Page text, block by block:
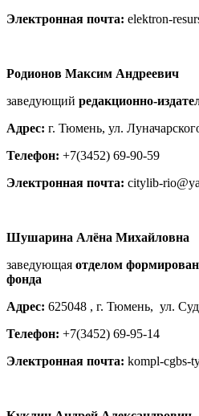
Электронная почта: elektron-
Родионов Максим Андреевич
заведующий редакционно-
Адрес: г. Тюмень, ул.
Телефон: +7(3452) 69-90-59
Электронная почта: citylib-
Шушарина Алёна Михайловна
заведующая отделом
фонда
Адрес: 625048 , г. Тюмень, ул.
Телефон: +7(3452) 69-95-14
Электронная почта: kompl-cgbs-